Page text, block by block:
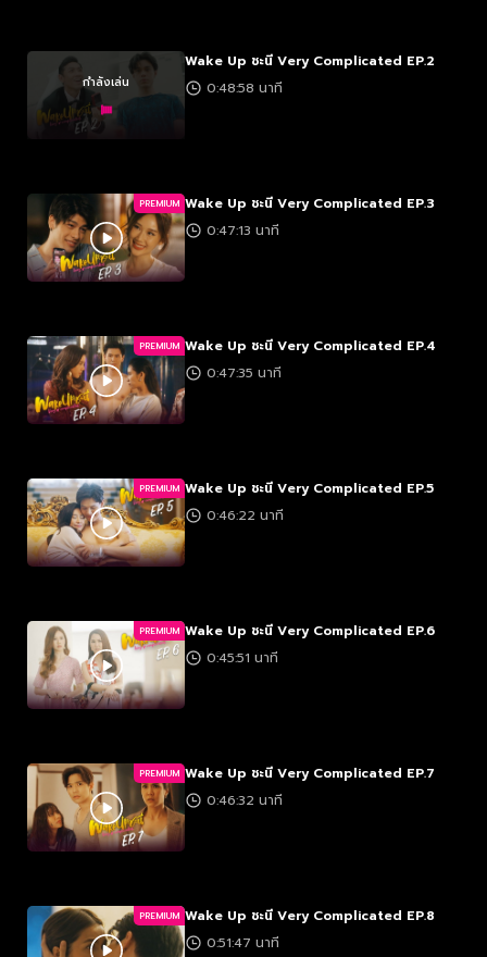
กำลังเล่น
Wake Up ชะนี Very Complicated EP.2
0:48:58 นาที
PREMIUM Wake Up ชะนี Very Complicated EP.3
0:47:13 นาที
PREMIUM Wake Up ชะนี Very Complicated EP.4
0:47:35 นาที
PREMIUM Wake Up ชะนี Very Complicated EP.5
0:46:22 นาที
PREMIUM Wake Up ชะนี Very Complicated EP.6
0:45:51 นาที
PREMIUM Wake Up ชะนี Very Complicated EP.7
0:46:32 นาที
PREMIUM Wake Up ชะนี Very Complicated EP.8
0:51:47 นาที